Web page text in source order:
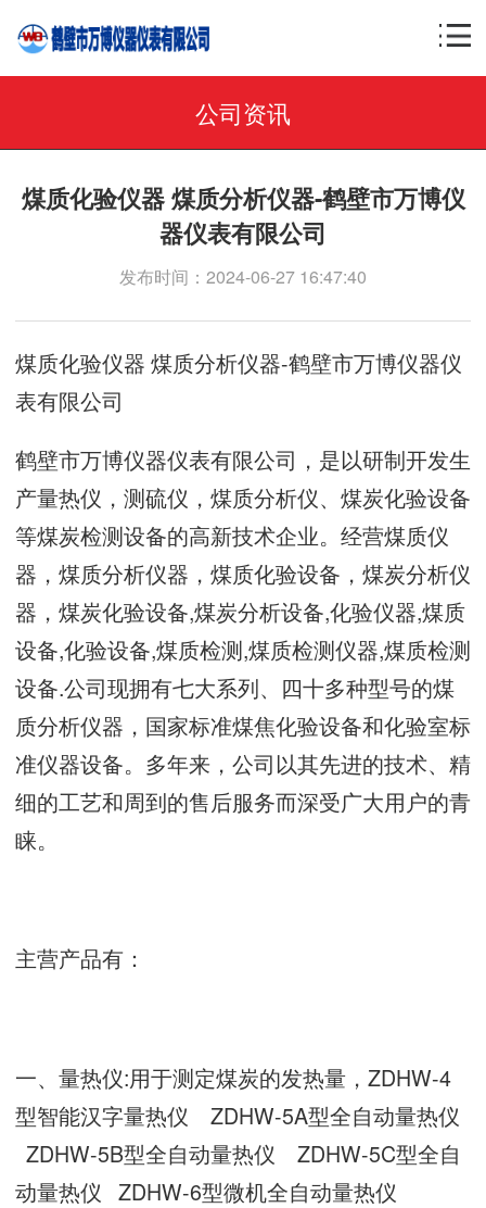
公司资讯
煤质化验仪器 煤质分析仪器-鹤壁市万博仪
器仪表有限公司
发布时间：2024-06-27 16:47:40
煤质化验仪器 煤质分析仪器-鹤壁市万博仪器仪
表有限公司
鹤壁市万博仪器仪表有限公司，是以研制开发生
产量热仪，测硫仪，煤质分析仪、煤炭化验设备
等煤炭检测设备的高新技术企业。经营煤质仪
器，煤质分析仪器，煤质化验设备，煤炭分析仪
器，煤炭化验设备,煤炭分析设备,化验仪器,煤质
设备,化验设备,煤质检测,煤质检测仪器,煤质检测
设备.公司现拥有七大系列、四十多种型号的煤
质分析仪器，国家标准煤焦化验设备和化验室标
准仪器设备。多年来，公司以其先进的技术、精
细的工艺和周到的售后服务而深受广大用户的青
睐。
主营产品有：
一、量热仪:用于测定煤炭的发热量，ZDHW-4
型智能汉字量热仪 ZDHW-5A型全自动量热仪
ZDHW-5B型全自动量热仪 ZDHW-5C型全自
动量热仪 ZDHW-6型微机全自动量热仪